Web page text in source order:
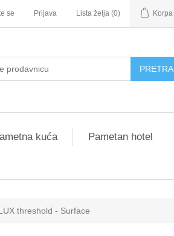
se Prijava Lista želja (0) Korpa
kuća
Pametan hotel
threshold - Surface